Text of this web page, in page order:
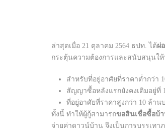
ล่าสุดเมื่อ 21 ตุลาคม 2564 ธปท. ได้ผ่
กระตุ้นความต้องการและสนับสนุนใ
สำหรับที่อยู่อาศัยที่ราคาต่ำกว่า
สัญญาซื้อหลังแรกยังคงเดิมอยู่ที่
ที่อยู่อาศัยที่ราคาสูงกว่า 10 ล้า
ทั้งนี้ ทำให้ผู้กู้สามารถขอสินเชื่อซื้อบ้า
จ่ายค่าดาวน์บ้าน จึงเป็นการบรรเท